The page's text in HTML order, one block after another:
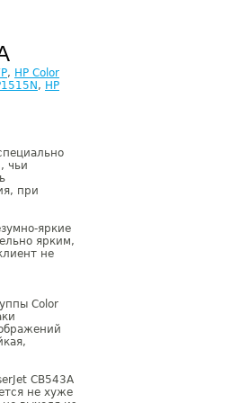
, HP Color
, HP
чьи
при
яркие
ярким,
не
Color
CB543A
не хуже